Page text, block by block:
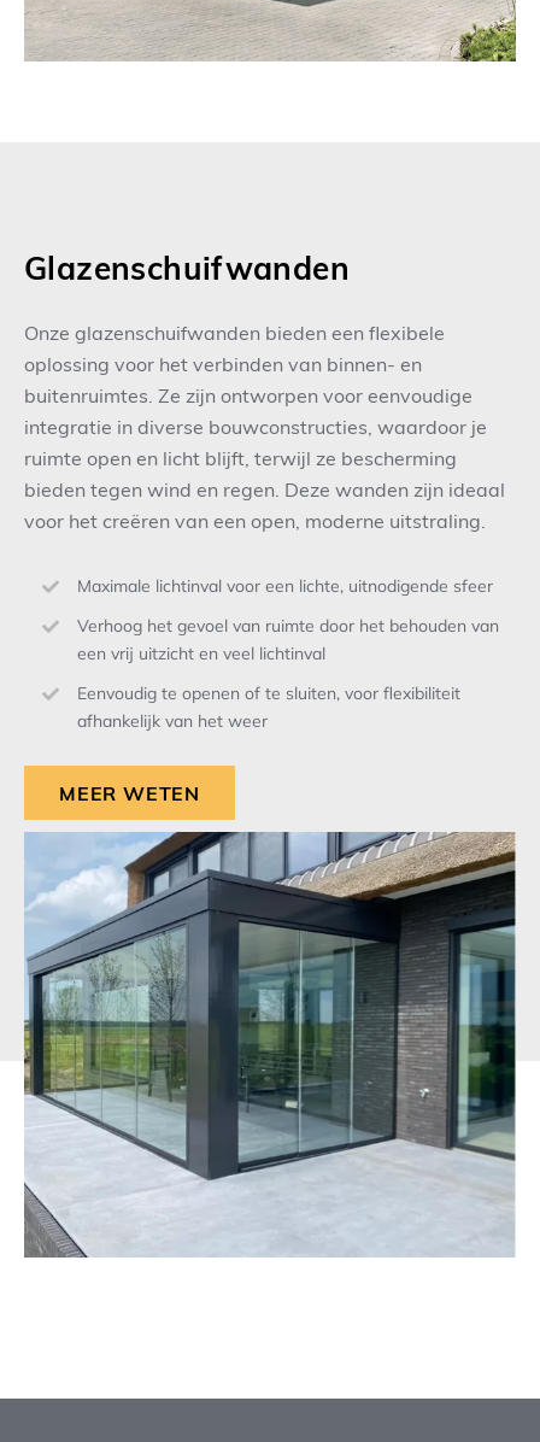
Glazenschuifwanden
Onze glazenschuifwanden bieden een flexibele
oplossing voor het verbinden van binnen- en
buitenruimtes. Ze zijn ontworpen voor eenvoudige
integratie in diverse bouwconstructies, waardoor je
ruimte open en licht blijft, terwijl ze bescherming
bieden tegen wind en regen. Deze wanden zijn ideaal
voor het creëren van een open, moderne uitstraling.
Maximale lichtinval voor een lichte, uitnodigende sfeer
Verhoog het gevoel van ruimte door het behouden van
een vrij uitzicht en veel lichtinval
Eenvoudig te openen of te sluiten, voor flexibiliteit
afhankelijk van het weer
MEER WETEN